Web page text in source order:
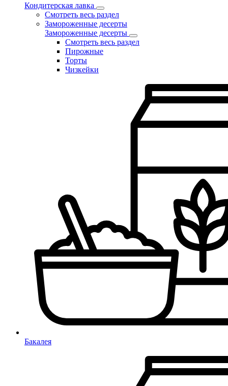
Кондитерская лавка
Смотреть весь раздел
Замороженные десерты
Замороженные десерты
Смотреть весь раздел
Пирожные
Торты
Чизкейки
Бакалея